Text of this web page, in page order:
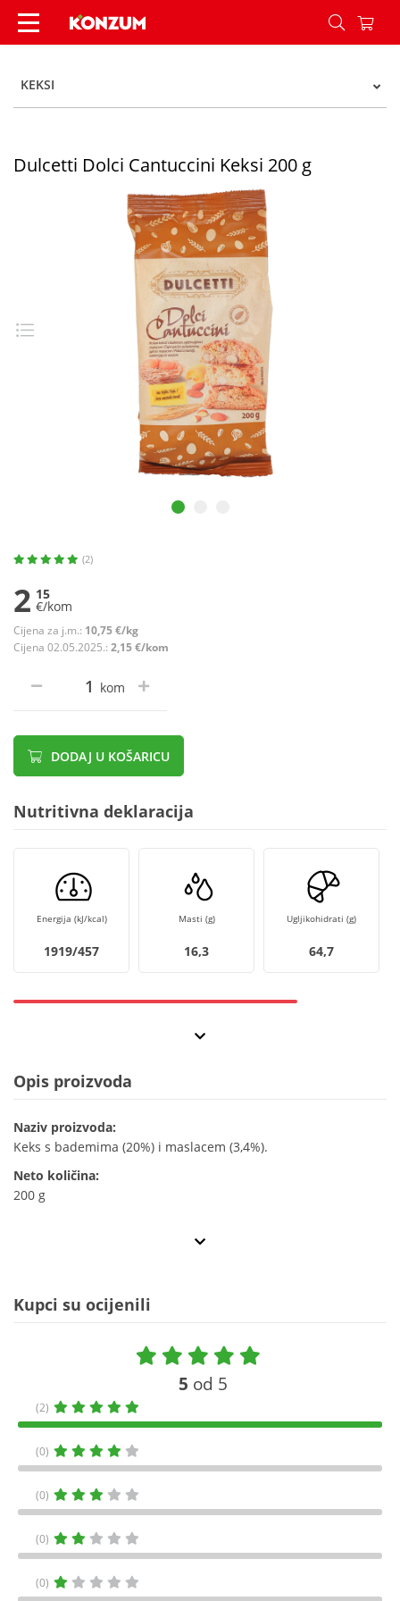
Dulcetti Dolci Cantuccini Keksi 200 g - Konzum
KEKSI
Dulcetti Dolci Cantuccini Keksi 200 g
(2)
2 15
€/kom
Cijena za j.m.: 10,75 €/kg
Cijena 02.05.2025.: 2,15 €/kom
kom
DODAJ U KOŠARICU
Nutritivna deklaracija
Energija (kJ/kcal)
1919/457
Masti (g)
16,3
Ugljikohidrati (g)
64,7
Opis proizvoda
Naziv proizvoda:
Keks s bademima (20%) i maslacem (3,4%).
Neto količina:
200 g
Kupci su ocijenili
5 od 5
(2)
(0)
(0)
(0)
(0)